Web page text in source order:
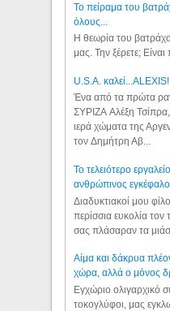
Το πείραμα του
όλους...
Η θεωρία του
μας. Την ξέρετε;
U.S.A. καλεί...ALEXIS!
Ένα από τα πρώτα
ΣΥΡΙΖΑ Αλέξη
ιερά χώματα της
τον Δημήτρη Αβ...
Το τελειότερο
ανθρώπινος
Διαδυκτιακοί μου
περίσσια ευκολία
σας πλάσαραν τα
Αίμα και δάκρυα
χώρα, αλλά ο μόνος
Εγχώριο ολιγαρχικό
τοκογλύφοι, μας